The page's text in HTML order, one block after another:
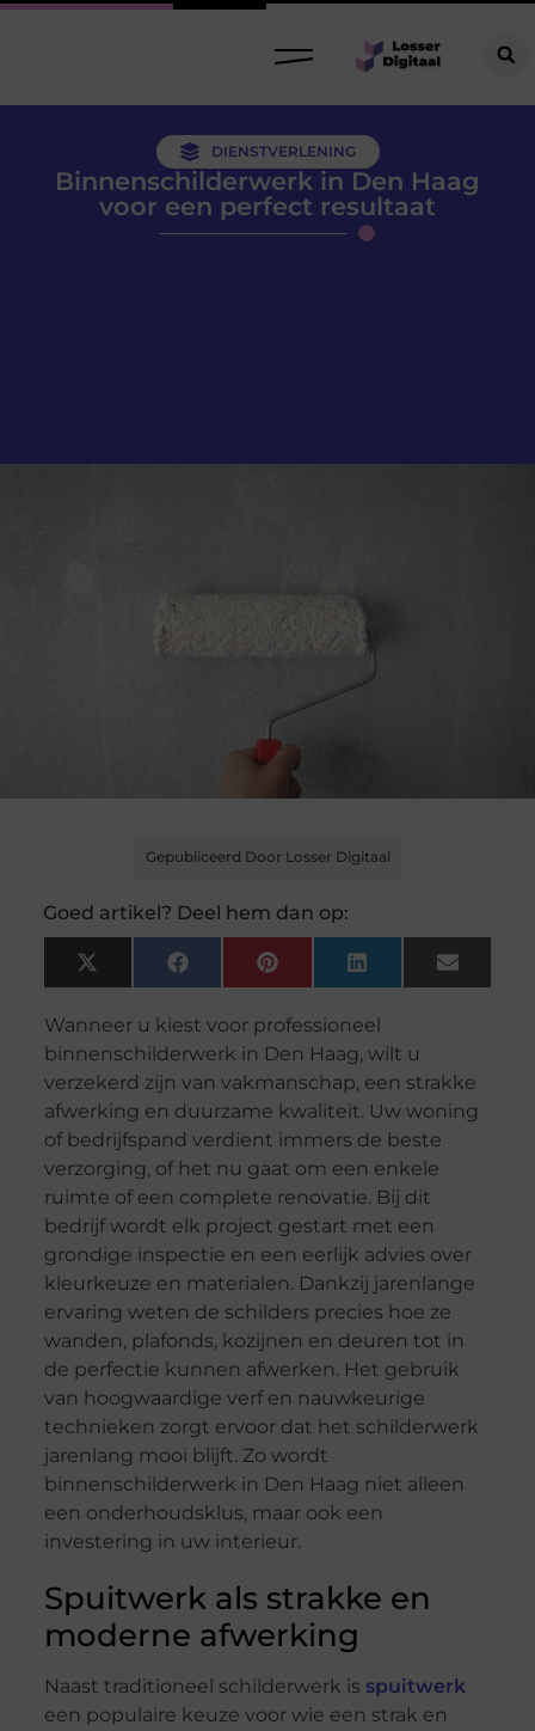
DIENSTVERLENING
Binnenschilderwerk in Den Haag
voor een perfect resultaat
Gepubliceerd Door Losser Digitaal
Goed artikel? Deel hem dan op:
X
(Twitter)
FacebookPinterest LinkedIn Email
Wanneer u kiest voor professioneel
binnenschilderwerk in Den Haag, wilt u
verzekerd zijn van vakmanschap, een strakke
afwerking en duurzame kwaliteit. Uw woning
of bedrijfspand verdient immers de beste
verzorging, of het nu gaat om een enkele
ruimte of een complete renovatie. Bij dit
bedrijf wordt elk project gestart met een
grondige inspectie en een eerlijk advies over
kleurkeuze en materialen. Dankzij jarenlange
ervaring weten de schilders precies hoe ze
wanden, plafonds, kozijnen en deuren tot in
de perfectie kunnen afwerken. Het gebruik
van hoogwaardige verf en nauwkeurige
technieken zorgt ervoor dat het schilderwerk
jarenlang mooi blijft. Zo wordt
binnenschilderwerk in Den Haag niet alleen
een onderhoudsklus, maar ook een
investering in uw interieur.
Spuitwerk als strakke en
moderne afwerking
Naast traditioneel schilderwerk is spuitwerk
een populaire keuze voor wie een strak en